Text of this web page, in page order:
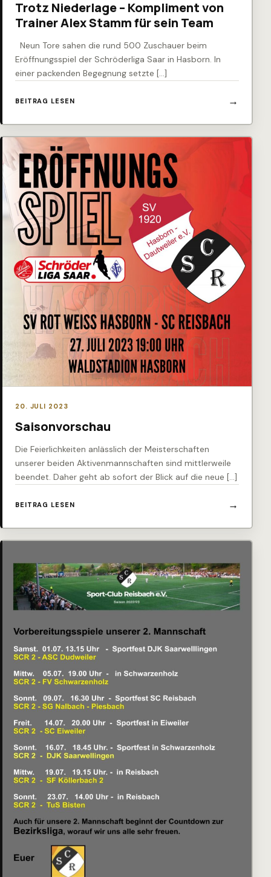
Trotz Niederlage – Kompliment von
Trainer Alex Stamm für sein Team
Neun Tore sahen die rund 500 Zuschauer beim
Eröffnungsspiel der Schröderliga Saar in Hasborn. In
einer packenden Begegnung setzte […]
BEITRAG LESEN
20. JULI 2023
Saisonvorschau
Die Feierlichkeiten anlässlich der Meisterschaften
unserer beiden Aktivenmannschaften sind mittlerweile
beendet. Daher geht ab sofort der Blick auf die neue […]
BEITRAG LESEN